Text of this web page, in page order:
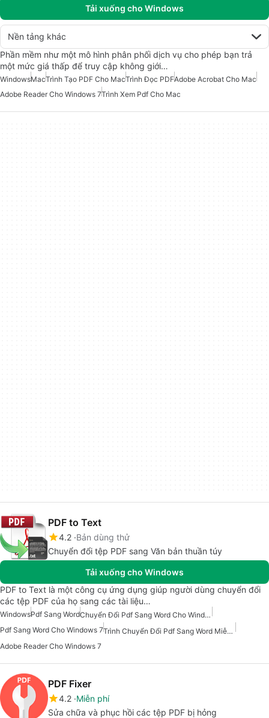
Tải xuống cho Windows
Nền tảng khác
Phần mềm như một mô hình phân phối dịch vụ cho phép bạn trả
một mức giá thấp để truy cập không giới…
WindowsMacTrình Tạo PDF Cho MacTrình Đọc PDFAdobe Acrobat Cho Mac
Adobe Reader Cho Windows 7Trình Xem Pdf Cho Mac
PDF to Text
4.2 Bản dùng thử
Chuyển đổi tệp PDF sang Văn bản thuần túy
Tải xuống cho Windows
PDF to Text là một công cụ ứng dụng giúp người dùng chuyển đổi
các tệp PDF của họ sang các tài liệu…
WindowsPdf Sang Word
Chuyển Đổi Pdf Sang Word Cho Windows
Pdf Sang Word Cho Windows 7
Trình Chuyển Đổi Pdf Sang Word Miễn Phí Cho Windows
Adobe Reader Cho Windows 7
PDF Fixer
4.2 Miễn phí
Sửa chữa và phục hồi các tệp PDF bị hỏng